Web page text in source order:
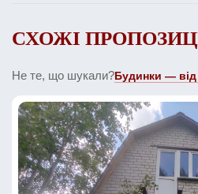
СХОЖІ
Не те, що шукали?Будинки —